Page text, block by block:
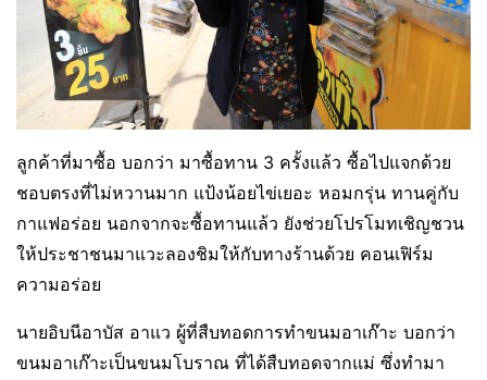
ลูกค้าที่มาซื้อ บอกว่า มาซื้อทาน 3 ครั้งแล้ว ซื้อไปแจกด้วย
ชอบตรงที่ไม่หวานมาก แป้งน้อยไข่เยอะ หอมกรุ่น ทานคู่กับ
กาแฟอร่อย นอกจากจะซื้อทานแล้ว ยังช่วยโปรโมทเชิญชวน
ให้ประชาชนมาแวะลองชิมให้กับทางร้านด้วย คอนเฟิร์ม
ความอร่อย
นายอิบนีอาบัส อาแว ผู้ที่สืบทอดการทำขนมอาเก๊าะ บอกว่า
ขนมอาเก๊าะเป็นขนมโบราณ ที่ได้สืบทอดจากแม่ ซึ่งทำมา